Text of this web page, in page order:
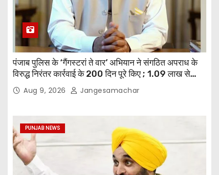
पंजाब पुलिस के ‘गैंगस्टरां ते वार’ अभियान ने संगठित अपराध के
विरुद्ध निरंतर कार्रवाई के 200 दिन पूरे किए ; 1.09 लाख से
अधिक छापेमारियाँ कीं, 1,532 घोषित अपराधी गिरफ़्तार किए
Aug 9, 2026 Jangesamachar
PUNJAB NEWS